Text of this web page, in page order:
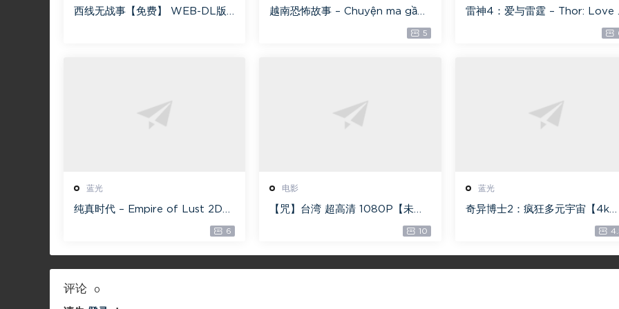
西线无战事【免费】 WEB-DL版
越南恐怖故事 – Chuyện ma gần
nhà [蓝光原盘 ][22GB][1080P]
5
雷神4：爱与雷霆 – Thor: Love
nd Thunder 20.4GB [115网盘
蓝光
纯真时代 – Empire of Lust 2D
蓝光原盘 33.1GB ISO【115网盘专
6
电影
【咒】台湾 超高清 1080P【未删
减】4G 【全网目前最清晰版本】
10
蓝光
奇异博士2：疯狂多元宇宙【4k】
【115网盘】 – Doctor Strange
n the Multiverse of Madness
评论 0